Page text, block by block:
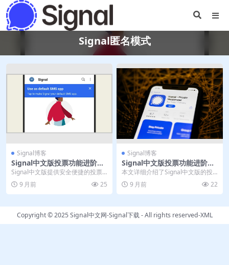
Signal匿名模式
Signal博客
Signal中文版投票功能进阶｜
电脑版匿名模式
Signal中文版提供安全便捷的投票
功能，专为注重隐私的网络推广团
队设计。其端到...
9 月前 25
Signal博客
Signal中文版投票功能进阶｜
电脑版匿名模式
本文详细介绍了Signal中文版的投
票功能优势及其在隐私保护方面的
卓越表现。文章...
9 月前 22
Copyright © 2025Signal中文网-Signal下载- All rights reserved-XML